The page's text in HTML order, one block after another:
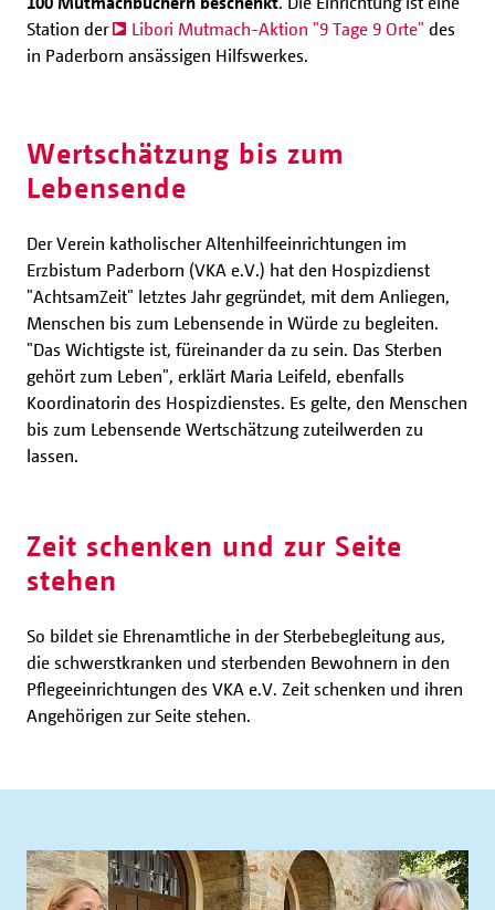
Station der
Libori Mutmach-Aktion "9 Tage 9 Orte" des
in Paderborn ansässigen Hilfswerkes.
Wertschätzung bis zum
Lebensende
Der Verein katholischer Altenhilfeeinrichtungen im
Erzbistum Paderborn (VKA e.V.) hat den Hospizdienst
"AchtsamZeit" letztes Jahr gegründet, mit dem Anliegen,
Menschen bis zum Lebensende in Würde zu begleiten.
"Das Wichtigste ist, füreinander da zu sein. Das Sterben
gehört zum Leben", erklärt Maria Leifeld, ebenfalls
Koordinatorin des Hospizdienstes. Es gelte, den Menschen
bis zum Lebensende Wertschätzung zuteilwerden zu
lassen.
Zeit schenken und zur Seite
stehen
So bildet sie Ehrenamtliche in der Sterbebegleitung aus,
die schwerstkranken und sterbenden Bewohnern in den
Pflegeeinrichtungen des VKA e.V. Zeit schenken und ihren
Angehörigen zur Seite stehen.